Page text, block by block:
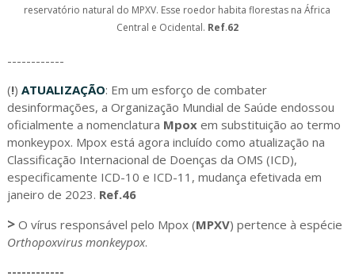
reservatório natural do MPXV. Esse roedor habita florestas na África
Central e Ocidental. Ref.62
------------
(!) ATUALIZAÇÃO: Em um esforço de combater
desinformações, a Organização Mundial de Saúde endossou
oficialmente a nomenclatura Mpoxem substituição ao termo
monkeypox. Mpox está agora incluído como atualização na
Classificação Internacional de Doenças da OMS (ICD),
especificamente ICD-10 e ICD-11, mudança efetivada em
janeiro de 2023. Ref.46
>O vírus responsável pelo Mpox (MPXV) pertence à espécie
Orthopoxvirus monkeypox.
------------